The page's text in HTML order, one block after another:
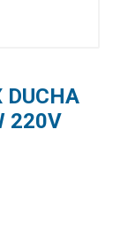
DUCHA
220V